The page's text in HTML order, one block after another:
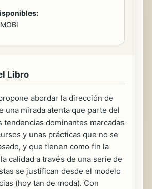
Libro
abordar la dirección de
una mirada atenta que parte del
tendencias dominantes marcadas
y unas prácticas que no se
y que tienen como fin la
calidad a través de una serie de
se justifican desde el modelo
(hoy tan de moda). Con